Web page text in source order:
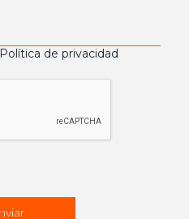
Política de privacidad